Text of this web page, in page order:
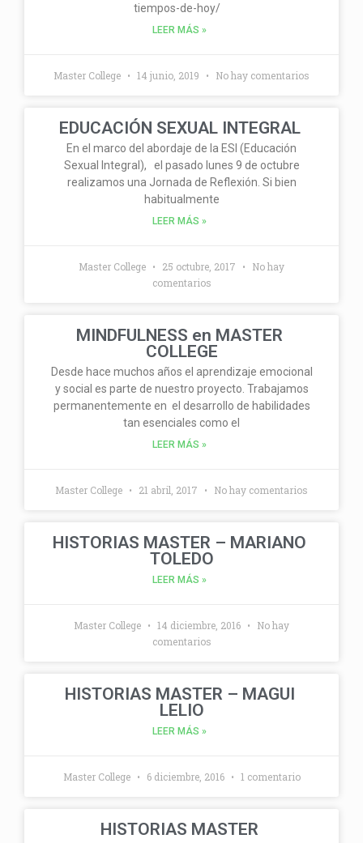
tiempos-de-hoy/
LEER MÁS »
Master College 14 junio, 2019 No hay comentarios
EDUCACIÓN SEXUAL INTEGRAL
En el marco del abordaje de la ESI (Educación
Sexual Integral), el pasado lunes 9 de octubre
realizamos una Jornada de Reflexión. Si bien
habitualmente
LEER MÁS »
Master College 25 octubre, 2017
No hay
comentarios
MINDFULNESS en MASTER
COLLEGE
Desde hace muchos años el aprendizaje emocional
y social es parte de nuestro proyecto. Trabajamos
permanentemente en el desarrollo de habilidades
tan esenciales como el
LEER MÁS »
Master College 21 abril, 2017 No hay comentarios
HISTORIAS MASTER – MARIANO
TOLEDO
LEER MÁS »
Master College 14 diciembre, 2016
No hay
comentarios
HISTORIAS MASTER – MAGUI
LELIO
LEER MÁS »
Master College 6 diciembre, 2016 1 comentario
HISTORIAS MASTER